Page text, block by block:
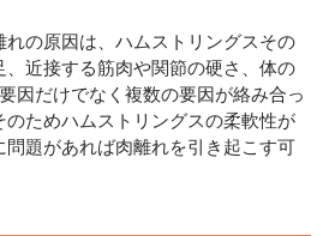
の原因は、ハムストリングスその
、近接する筋肉や関節の硬さ、体の
因だけでなく複数の要因が絡み合っ
ためハムストリングスの柔軟性が
題があれば肉離れを引き起こす可